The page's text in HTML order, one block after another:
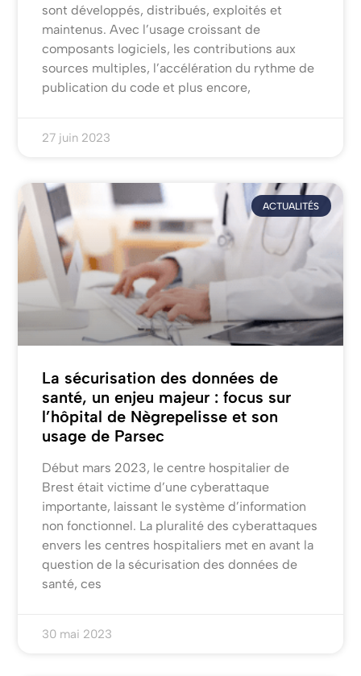
sont développés, distribués, exploités et
maintenus. Avec l’usage croissant de
composants logiciels, les contributions aux
sources multiples, l’accélération du rythme de
publication du code et plus encore,
27 juin 2023
ACTUALITÉS
La sécurisation des données de
santé, un enjeu majeur : focus sur
l’hôpital de Nègrepelisse et son
usage de Parsec
Début mars 2023, le centre hospitalier de
Brest était victime d’une cyberattaque
importante, laissant le système d’information
non fonctionnel. La pluralité des cyberattaques
envers les centres hospitaliers met en avant la
question de la sécurisation des données de
santé, ces
30 mai 2023